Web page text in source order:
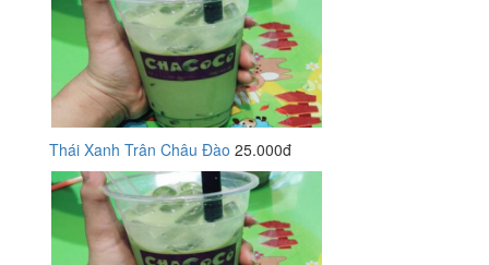
Thái Xanh Trân Châu Đào 25.000đ